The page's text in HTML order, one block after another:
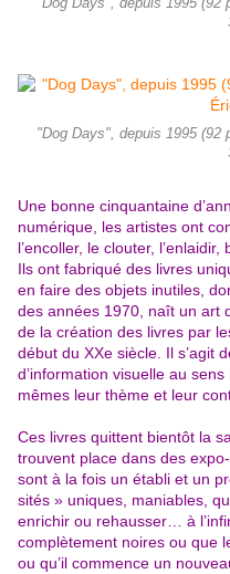
"Dog Days", depuis 1995
"Dog Days", depuis 1995
Une bonne cinquantaine
numérique, les artistes ont
l’encoller, le clouter,
Ils ont fabriqué des livres
en faire des objets inutiles,
des années 1970, naît un art
de la création des livres par
début du XXe siècle. Il s’agit
d’information visuelle au
mêmes leur thème et leur
Ces livres quittent bientôt la
trouvent place dans des
sont à la fois un établi et un
sités » uniques, maniables,
enrichir ou rehausser… à
complètement noires ou que
ou qu’il commence un